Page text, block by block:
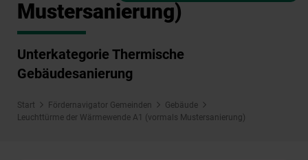
Mustersanierung)
Unterkategorie Thermische
Gebäudesanierung
Start Fördernavigator Gemeinden
Gebäude
Leuchttürme der Wärmewende A1 (vormals Mustersanierung)